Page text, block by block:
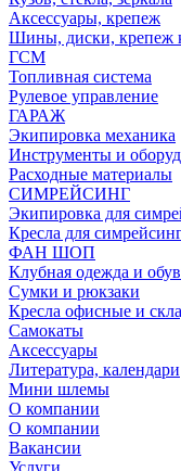
Аксессуары, крепеж
Шины, диски, крепеж
ГСМ
Топливная система
Рулевое управление
ГАРАЖ
Экипировка механика
Инструменты и
Расходные материалы
СИМРЕЙСИНГ
Экипировка для
Кресла для
ФАН ШОП
Клубная одежда и
Сумки и рюкзаки
Кресла офисные и
Самокаты
Аксессуары
Литература, календари
Мини шлемы
О компании
О компании
Вакансии
Услуги